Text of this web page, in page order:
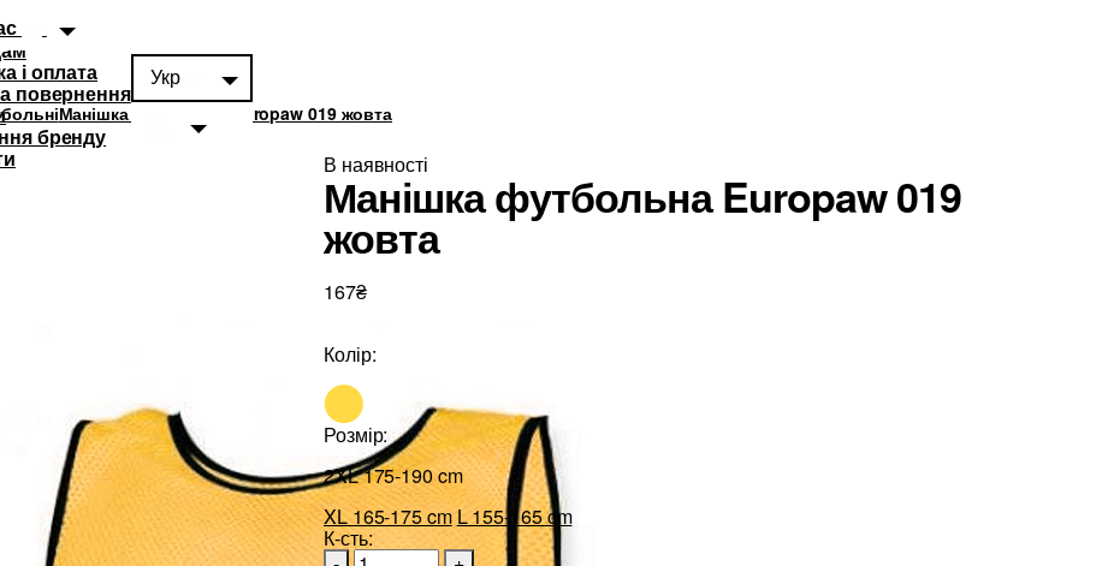
і оплата
повернення
бренду
Укр
Манішка футбольна Europaw 019 жовта
В наявності
Манішка футбольна Europaw 019
жовта
167₴
Колір:
Розмір:
2XL 175-190 cm
XL 165-175 cm L 155-165 cm
К-сть: